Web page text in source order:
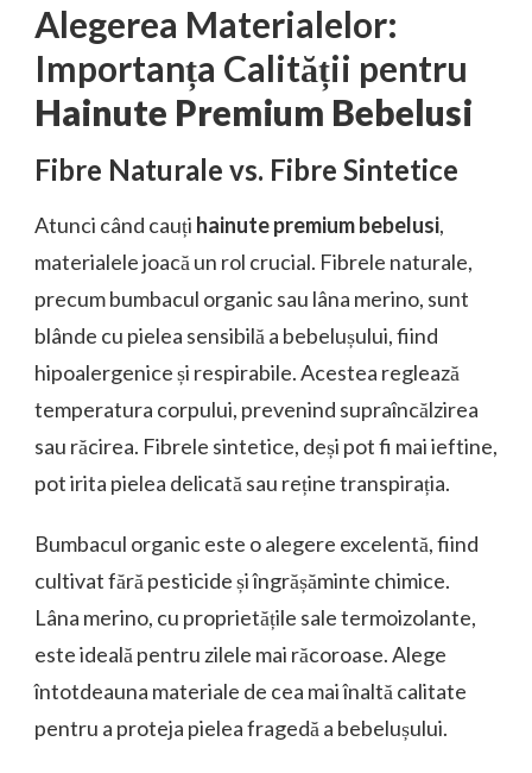
Alegerea Materialelor:
Importanța Calității pentru
Hainute Premium Bebelusi
Fibre Naturale vs. Fibre Sintetice
Atunci când cauți hainute premium bebelusi,
materialele joacă un rol crucial. Fibrele naturale,
precum bumbacul organic sau lâna merino, sunt
blânde cu pielea sensibilă a bebelușului, fiind
hipoalergenice și respirabile. Acestea reglează
temperatura corpului, prevenind supraîncălzirea
sau răcirea. Fibrele sintetice, deși pot fi mai ieftine,
pot irita pielea delicată sau reține transpirația.
Bumbacul organic este o alegere excelentă, fiind
cultivat fără pesticide și îngrășăminte chimice.
Lâna merino, cu proprietățile sale termoizolante,
este ideală pentru zilele mai răcoroase. Alege
întotdeauna materiale de cea mai înaltă calitate
pentru a proteja pielea fragedă a bebelușului.